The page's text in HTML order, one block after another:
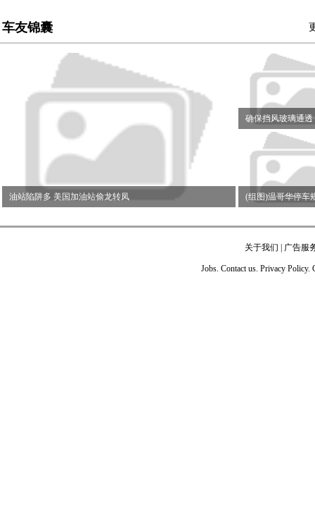
车友锦囊
油站陷阱多 美国加油站偷龙转凤
确保挡风玻璃通透
(组图)温哥华停车
关于我们 广告服
Jobs. Contact us. Privacy